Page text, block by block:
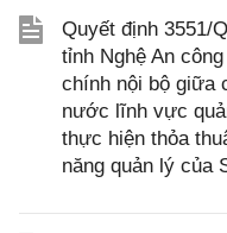
Quyết định 3551/
tỉnh Nghệ An
chính nội bộ giữa
nước lĩnh vực
thực hiện thỏa
năng quản lý của